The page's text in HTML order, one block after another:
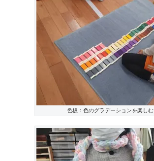
色板：色のグラデーションを楽しむ